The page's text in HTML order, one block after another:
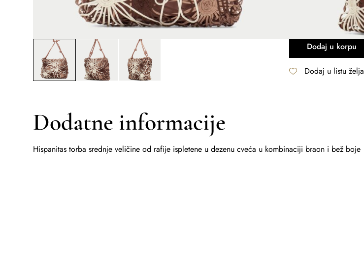
-
Dodaj u korpu
Dodaj u listu želja
Dodatne informacije
Hispanitas torba srednje veličine od rafije ispletene u dezenu cveća u kombinaciji braon i bež boje